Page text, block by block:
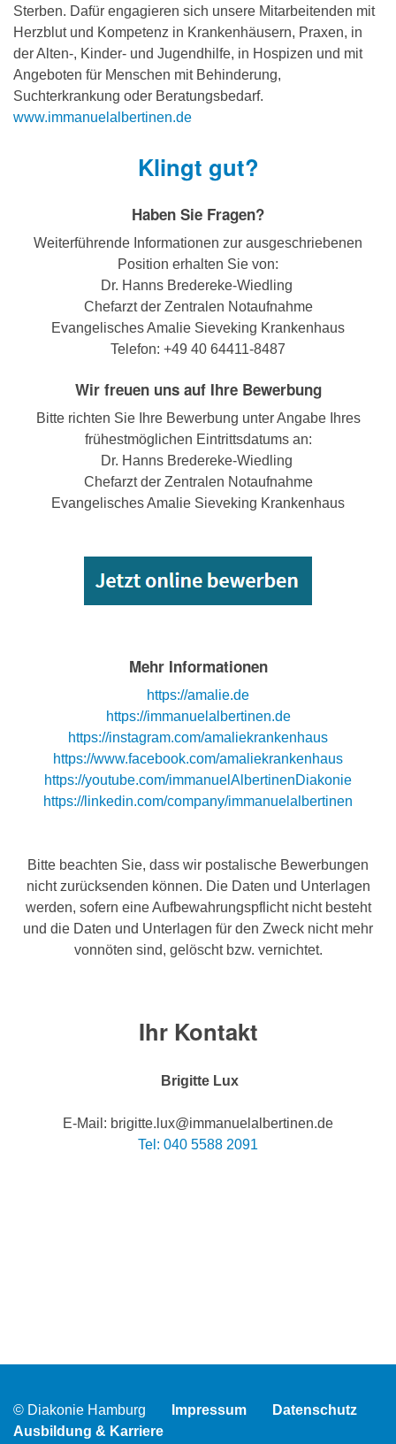
Sterben. Dafür engagieren sich unsere Mitarbeitenden mit
Herzblut und Kompetenz in Krankenhäusern, Praxen, in
der Alten-, Kinder- und Jugendhilfe, in Hospizen und mit
Angeboten für Menschen mit Behinderung,
Suchterkrankung oder Beratungsbedarf.
www.immanuelalbertinen.de
Klingt gut?
Haben Sie Fragen?
Weiterführende Informationen zur ausgeschriebenen
Position erhalten Sie von:
Dr. Hanns Bredereke-Wiedling
Chefarzt der Zentralen Notaufnahme
Evangelisches Amalie Sieveking Krankenhaus
Telefon: +49 40 64411-8487
Wir freuen uns auf Ihre Bewerbung
Bitte richten Sie Ihre Bewerbung unter Angabe Ihres
frühestmöglichen Eintrittsdatums an:
Dr. Hanns Bredereke-Wiedling
Chefarzt der Zentralen Notaufnahme
Evangelisches Amalie Sieveking Krankenhaus
Mehr Informationen
https://amalie.de
https://immanuelalbertinen.de
https://instagram.com/amaliekrankenhaus
https://www.facebook.com/amaliekrankenhaus
https://youtube.com/immanuelAlbertinenDiakonie
https://linkedin.com/company/immanuelalbertinen
Bitte beachten Sie, dass wir postalische Bewerbungen
nicht zurücksenden können. Die Daten und Unterlagen
werden, sofern eine Aufbewahrungspflicht nicht besteht
und die Daten und Unterlagen für den Zweck nicht mehr
vonnöten sind, gelöscht bzw. vernichtet.
Ihr Kontakt
Brigitte Lux
E-Mail: brigitte.lux@immanuelalbertinen.de
Tel: 040 5588 2091
© Diakonie Hamburg Impressum
Datenschutz
Ausbildung & Karriere